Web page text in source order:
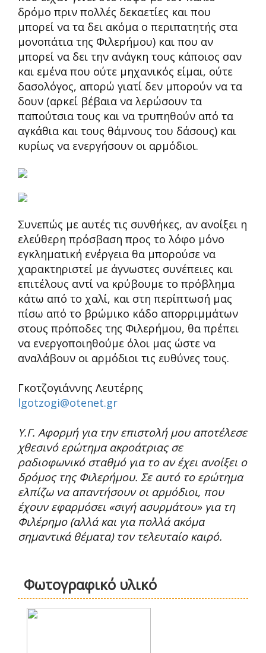
δρόμο πριν πολλές δεκαετίες και που
μπορεί να τα δει ακόμα ο περιπατητής στα
μονοπάτια της Φιλερήμου) και που αν
μπορεί να δει την ανάγκη τους κάποιος σαν
και εμένα που ούτε μηχανικός είμαι, ούτε
δασολόγος, απορώ γιατί δεν μπορούν να τα
δουν (αρκεί βέβαια να λερώσουν τα
παπούτσια τους και να τρυπηθούν από τα
αγκάθια και τους θάμνους του δάσους) και
κυρίως να ενεργήσουν οι αρμόδιοι.
Συνεπώς με αυτές τις συνθήκες, αν ανοίξει η
ελεύθερη πρόσβαση προς το λόφο μόνο
εγκληματική ενέργεια θα μπορούσε να
χαρακτηριστεί με άγνωστες συνέπειες και
επιτέλους αντί να κρύβουμε το πρόβλημα
κάτω από το χαλί, και στη περίπτωσή μας
πίσω από το βρώμικο κάδο απορριμμάτων
στους πρόποδες της Φιλερήμου, θα πρέπει
να ενεργοποιηθούμε όλοι μας ώστε να
αναλάβουν οι αρμόδιοι τις ευθύνες τους.
Γκοτζογιάννης Λευτέρης
lgotzogi@otenet.gr
Υ.Γ. Αφορμή για την επιστολή μου αποτέλεσε
χθεσινό ερώτημα ακροάτριας σε
ραδιοφωνικό σταθμό για το αν έχει ανοίξει ο
δρόμος της Φιλερήμου. Σε αυτό το ερώτημα
ελπίζω να απαντήσουν οι αρμόδιοι, που
έχουν εφαρμόσει «σιγή ασυρμάτου» για τη
Φιλέρημο (αλλά και για πολλά ακόμα
σημαντικά θέματα) τον τελευταίο καιρό.
Φωτογραφικό υλικό